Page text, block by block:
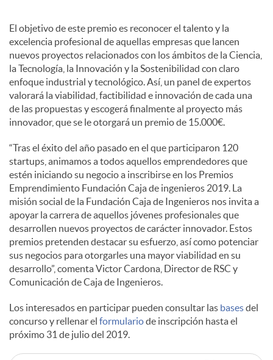
n
t
i
n
g
u
t
s
El objetivo de este premio es reconocer el talento y la
excelencia profesional de aquellas empresas que lancen
nuevos proyectos relacionados con los ámbitos de la Ciencia,
la Tecnología, la Innovación y la Sostenibilidad con claro
enfoque industrial y tecnológico. Así, un panel de expertos
valorará la viabilidad, factibilidad e innovación de cada una
de las propuestas y escogerá finalmente al proyecto más
innovador, que se le otorgará un premio de 15.000€.
“Tras el éxito del año pasado en el que participaron 120
startups, animamos a todos aquellos emprendedores que
estén iniciando su negocio a inscribirse en los Premios
Emprendimiento Fundación Caja de ingenieros 2019. La
misión social de la Fundación Caja de Ingenieros nos invita a
apoyar la carrera de aquellos jóvenes profesionales que
desarrollen nuevos proyectos de carácter innovador. Estos
premios pretenden destacar su esfuerzo, así como potenciar
sus negocios para otorgarles una mayor viabilidad en su
desarrollo”, comenta Victor Cardona, Director de RSC y
Comunicación de Caja de Ingenieros.
Los interesados en participar pueden consultar las basesdel
concurso y rellenar el formulariode inscripción hasta el
próximo 31 de julio del 2019.